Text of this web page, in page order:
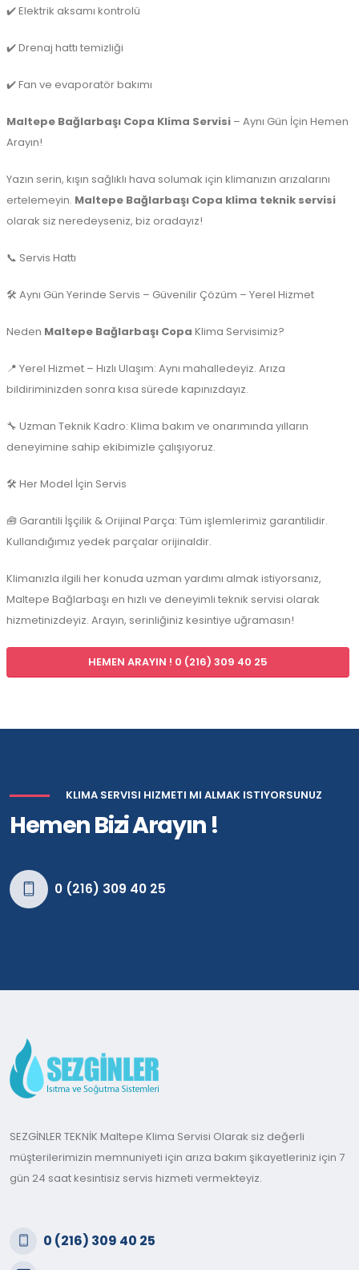
✔️ Elektrik aksamı kontrolü
✔️ Drenaj hattı temizliği
✔️ Fan ve evaporatör bakımı
Maltepe Bağlarbaşı Copa Klima Servisi – Aynı Gün İçin Hemen
Arayın!
Yazın serin, kışın sağlıklı hava solumak için klimanızın arızalarını
ertelemeyin. Maltepe Bağlarbaşı Copa klima teknik servisi
olarak siz neredeyseniz, biz oradayız!
📞 Servis Hattı
🛠️ Aynı Gün Yerinde Servis – Güvenilir Çözüm – Yerel Hizmet
Neden Maltepe Bağlarbaşı Copa Klima Servisimiz?
📍 Yerel Hizmet – Hızlı Ulaşım: Aynı mahalledeyiz. Arıza
bildiriminizden sonra kısa sürede kapınızdayız.
🔧 Uzman Teknik Kadro: Klima bakım ve onarımında yılların
deneyimine sahip ekibimizle çalışıyoruz.
🛠️ Her Model İçin Servis
🧰 Garantili İşçilik & Orijinal Parça: Tüm işlemlerimiz garantilidir.
Kullandığımız yedek parçalar orijinaldir.
Klimanızla ilgili her konuda uzman yardımı almak istiyorsanız,
Maltepe Bağlarbaşı en hızlı ve deneyimli teknik servisi olarak
hizmetinizdeyiz. Arayın, serinliğiniz kesintiye uğramasın!
HEMEN ARAYIN ! 0 (216) 309 40 25
KLIMA SERVISI HIZMETI MI ALMAK ISTIYORSUNUZ
Hemen Bizi Arayın !
0 (216) 309 40 25
SEZGİNLER TEKNİK Maltepe Klima Servisi Olarak siz değerli
müşterilerimizin memnuniyeti için arıza bakım şikayetleriniz için 7
gün 24 saat kesintisiz servis hizmeti vermekteyiz.
0 (216) 309 40 25